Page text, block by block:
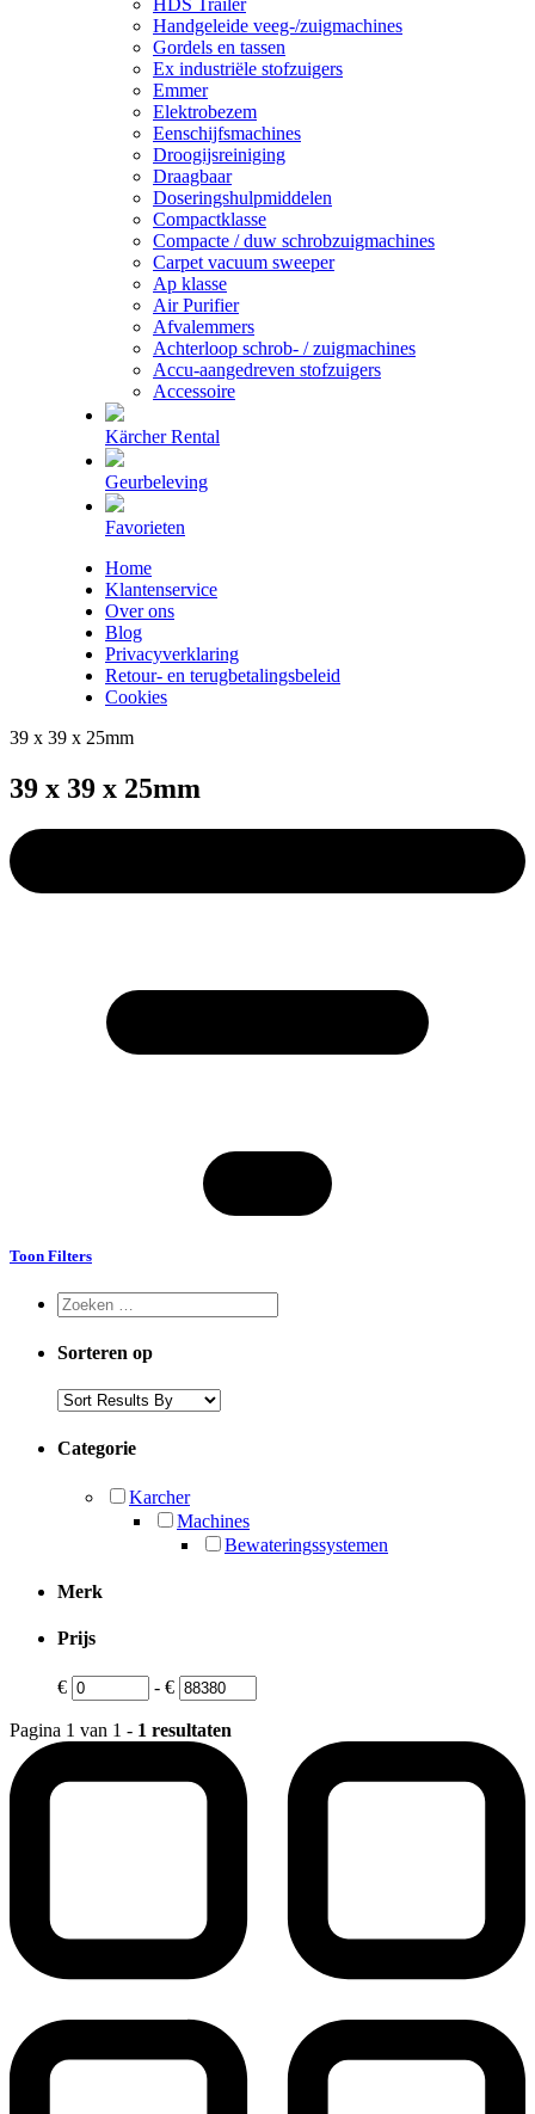
Handgeleide veeg-/zuigmachines
Gordels en tassen
Ex industriële stofzuigers
Emmer
Elektrobezem
Eenschijfsmachines
Droogijsreiniging
Draagbaar
Doseringshulpmiddelen
Compactklasse
Compacte / duw schrobzuigmachines
Carpet vacuum sweeper
Ap klasse
Air Purifier
Afvalemmers
Achterloop schrob- / zuigmachines
Accu-aangedreven stofzuigers
Accessoire
Kärcher Rental
Geurbeleving
Favorieten
Home
Klantenservice
Over ons
Blog
Privacyverklaring
Retour- en terugbetalingsbeleid
Cookies
39 x 39 x 25mm
39 x 39 x 25mm
Toon Filters
Sorteren op
Categorie
Karcher
Machines
Bewateringssystemen
Merk
Prijs
€ - €
Pagina 1 van 1 - 1 resultaten